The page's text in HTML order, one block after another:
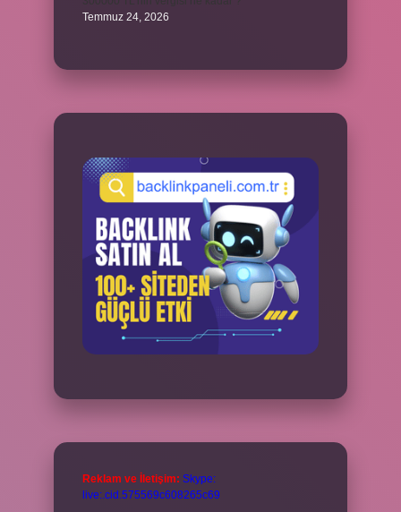
Temmuz 24, 2026
Reklam ve İletişim: Skype:
live:.cid.575569c608265c69